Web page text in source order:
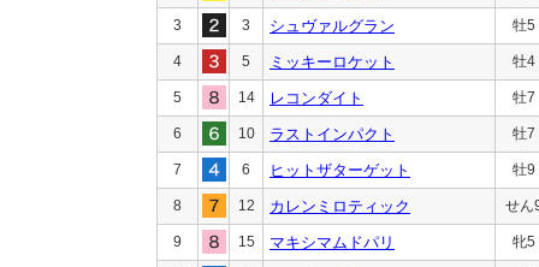
3 3 シュヴァルグラン 牡5
4 5 ミッキーロケット 牡4
5 14 レコンダイト 牡7
6 10 ラストインパクト 牡7
7 6 ヒットザターゲット 牡9
8 12 カレンミロティック せん
9 15 マキシマムドパリ 牝5